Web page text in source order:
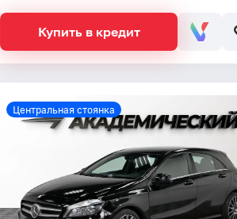
Купить в кредит
Центральная стоянка